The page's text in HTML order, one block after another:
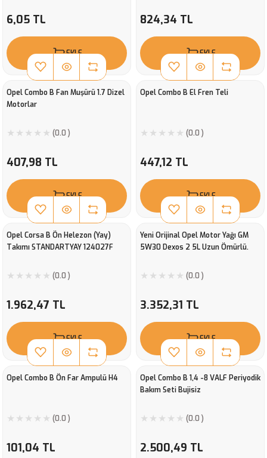
6,05 TL
EKLE
824,34 TL
EKLE
Opel Combo B Fan Muşürü 1.7 Dizel
Motorlar
(0.0 )
407,98 TL
EKLE
Opel Combo B El Fren Teli
(0.0 )
447,12 TL
EKLE
Opel Corsa B Ön Helezon (Yay)
Takımı STANDARTYAY 124027F
(0.0 )
1.962,47 TL
EKLE
Yeni Orijinal Opel Motor Yağı GM
5W30 Dexos 2 5L Uzun Ömürlü.
(0.0 )
3.352,31 TL
EKLE
Opel Combo B Ön Far Ampulü H4
(0.0 )
101,04 TL
Opel Combo B 1,4 -8 VALF Periyodik
Bakım Seti Bujisiz
(0.0 )
2.500,49 TL